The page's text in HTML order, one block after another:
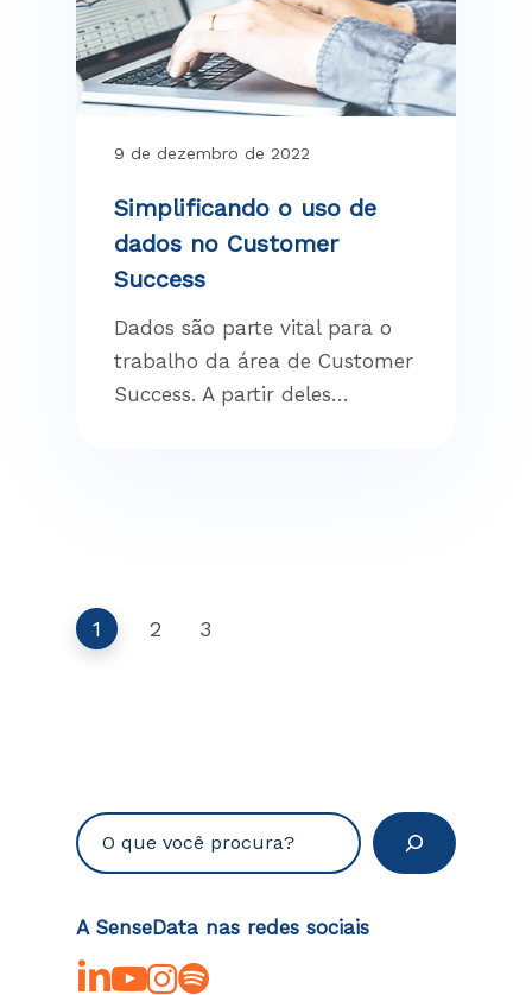
9 de dezembro de 2022
Simplificando o uso de
dados no Customer
Success
Dados são parte vital para o
trabalho da área de Customer
Success. A partir deles…
1 2 3
Pesquisar
A SenseData nas redes sociais
linkedin
youtube
instagram
spotify